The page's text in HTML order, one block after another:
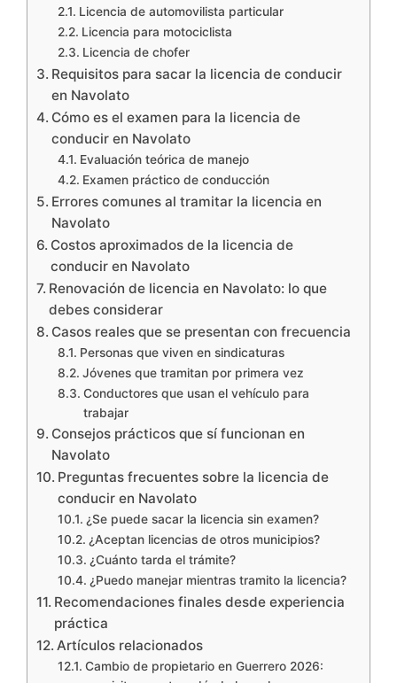
Licencia de automovilista particular
Licencia para motociclista
Licencia de chofer
Requisitos para sacar la licencia de conducir
en Navolato
Cómo es el examen para la licencia de
conducir en Navolato
Evaluación teórica de manejo
Examen práctico de conducción
Errores comunes al tramitar la licencia en
Navolato
Costos aproximados de la licencia de
conducir en Navolato
Renovación de licencia en Navolato: lo que
debes considerar
Casos reales que se presentan con frecuencia
Personas que viven en sindicaturas
Jóvenes que tramitan por primera vez
Conductores que usan el vehículo para
trabajar
Consejos prácticos que sí funcionan en
Navolato
Preguntas frecuentes sobre la licencia de
conducir en Navolato
¿Se puede sacar la licencia sin examen?
¿Aceptan licencias de otros municipios?
¿Cuánto tarda el trámite?
¿Puedo manejar mientras tramito la licencia?
Recomendaciones finales desde experiencia
práctica
Artículos relacionados
Cambio de propietario en Guerrero 2026: